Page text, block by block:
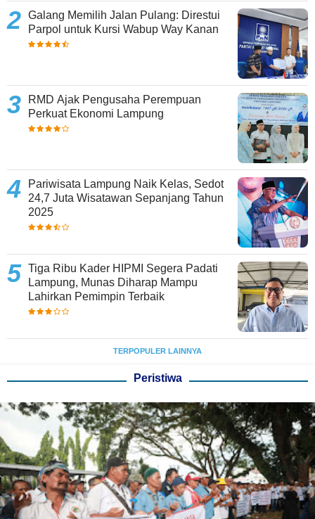
Galang Memilih Jalan Pulang: Direstui
Parpol untuk Kursi Wabup Way Kanan
RMD Ajak Pengusaha Perempuan
Perkuat Ekonomi Lampung
Pariwisata Lampung Naik Kelas, Sedot
24,7 Juta Wisatawan Sepanjang Tahun
2025
Tiga Ribu Kader HIPMI Segera Padati
Lampung, Munas Diharap Mampu
Lahirkan Pemimpin Terbaik
TERPOPULER LAINNYA
Peristiwa